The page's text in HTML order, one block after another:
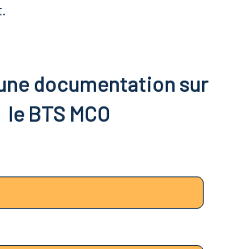
documentation sur
le BTS MCO